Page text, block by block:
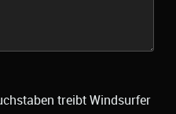
treibt Windsurfer